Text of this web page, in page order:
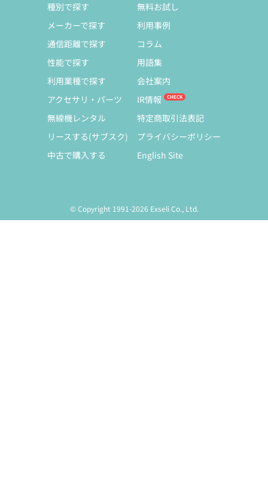
種別で探す
メーカーで探す
通信距離で探す
性能で探す
利用業種で探す
アクセサリ・パーツ
無線機レンタル
リースする(サブスク)
中古で購入する
無料お試し
利用事例
コラム
用語集
会社案内
IR情報
特定商取引法表記
プライバシーポリシー
English Site
© Copyright 1991-2026 Exseli Co., Ltd.